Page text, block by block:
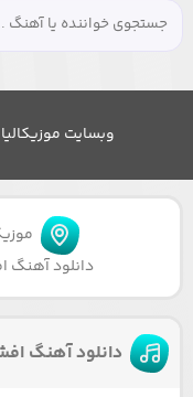
وبسایت
دانلود آهنگ
دانلود آهنگ